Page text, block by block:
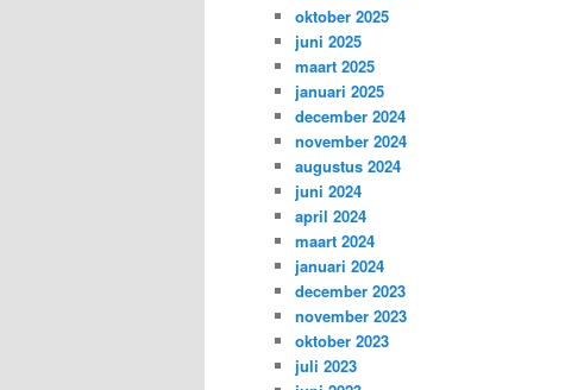
oktober 2025
juni 2025
maart 2025
januari 2025
december 2024
november 2024
augustus 2024
juni 2024
april 2024
maart 2024
januari 2024
december 2023
november 2023
oktober 2023
juli 2023